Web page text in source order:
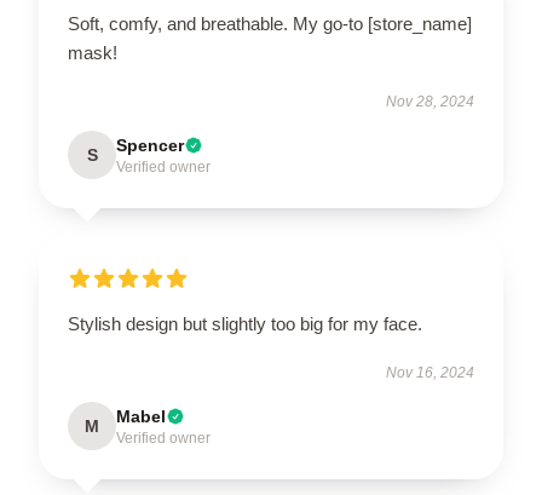
Soft, comfy, and breathable. My go-to [store_name]
mask!
Nov 28, 2024
S Spencer
Verified owner
Stylish design but slightly too big for my face.
Nov 16, 2024
M Mabel
Verified owner